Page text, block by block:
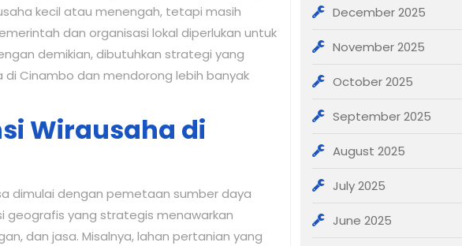
kecil atau menengah, tetapi masih
dan organisasi lokal diperlukan untuk
demikian, dibutuhkan strategi yang
Cinambo dan mendorong lebih banyak
Wirausaha di
dimulai dengan pemetaan sumber daya
geografis yang strategis menawarkan
dan jasa. Misalnya, lahan pertanian yang
December 2025
November 2025
October 2025
September 2025
August 2025
July 2025
June 2025